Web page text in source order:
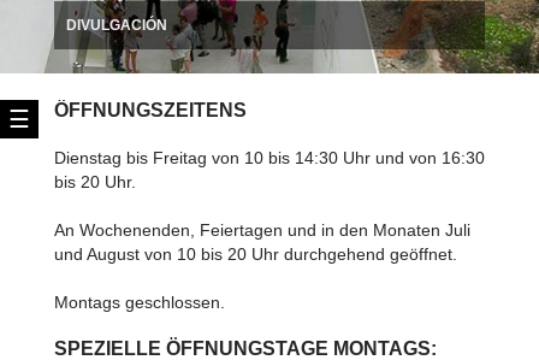
☰
DIVULGACIÓN
ÖFFNUNGSZEITENS
Dienstag bis Freitag von 10 bis 14:30 Uhr und von 16:30
bis 20 Uhr.
An Wochenenden, Feiertagen und in den Monaten Juli
und August von 10 bis 20 Uhr durchgehend geöffnet.
Montags geschlossen.
SPEZIELLE ÖFFNUNGSTAGE MONTAGS: